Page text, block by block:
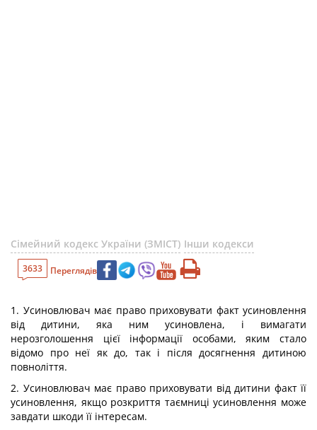
Сімейний кодекс України (ЗМІСТ) Інши кодекси
3633 Переглядів
1. Усиновлювач має право приховувати факт усиновлення
від дитини, яка ним усиновлена, і вимагати
нерозголошення цієї інформації особами, яким стало
відомо про неї як до, так і після досягнення дитиною
повноліття.
2. Усиновлювач має право приховувати від дитини факт її
усиновлення, якщо розкриття таємниці усиновлення може
завдати шкоди її інтересам.